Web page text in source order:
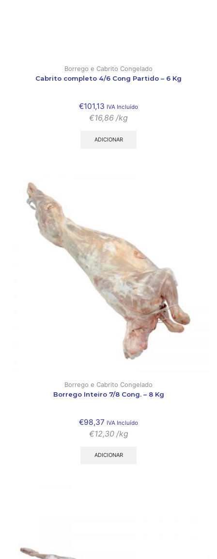
Borrego e Cabrito Congelado
Cabrito completo 4/6 Cong Partido – 6 Kg
€101,13 IVA Incluído
€16,86 /kg
ADICIONAR
Borrego e Cabrito Congelado
Borrego Inteiro 7/8 Cong. – 8 Kg
€98,37 IVA Incluído
€12,30 /kg
ADICIONAR